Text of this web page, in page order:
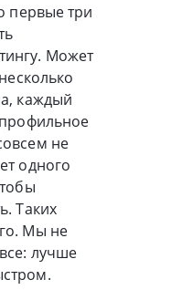
первые три
Может
каждый
не
одного
Таких
Мы не
лучше